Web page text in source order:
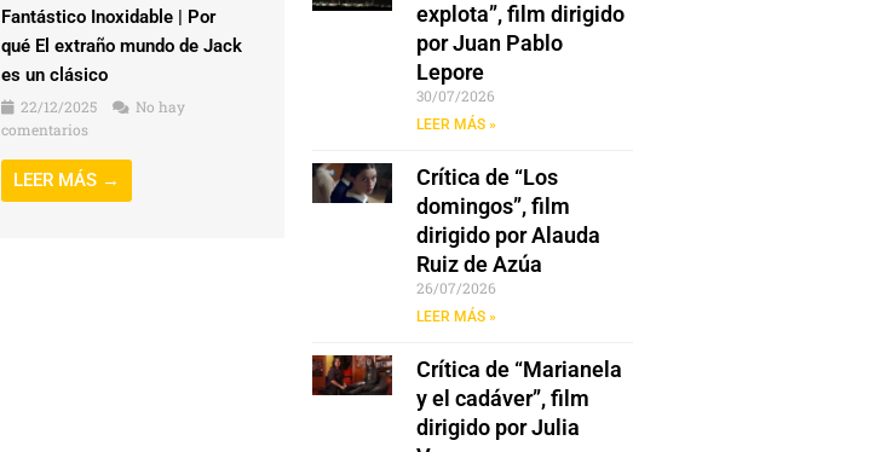
Fantástico Inoxidable | Por
qué El extraño mundo de Jack
es un clásico
22/12/2025
No hay
comentarios
LEER MÁS →
explota”, film dirigido
por Juan Pablo
Lepore
30/07/2026
LEER MÁS »
Crítica de “Los
domingos”, film
dirigido por Alauda
Ruiz de Azúa
26/07/2026
LEER MÁS »
Crítica de “Marianela
y el cadáver”, film
dirigido por Julia